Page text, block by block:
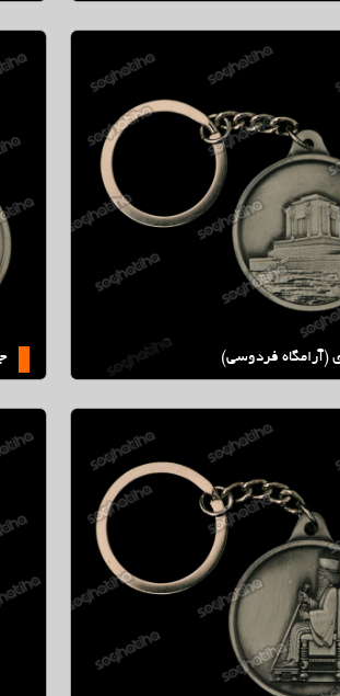
(آرامگاه فردوسي)
جاكليدي (برج ميلاد)
جاكليدي (شير بالدار)